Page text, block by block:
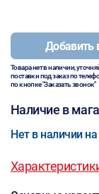
Добавить
Товара нет в наличии,
поставки под заказ по
по кнопке "Заказать звонок"
Наличие в
Нет в наличии